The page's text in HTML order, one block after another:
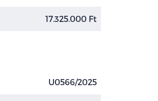
17.325.000 Ft
U0566/2025